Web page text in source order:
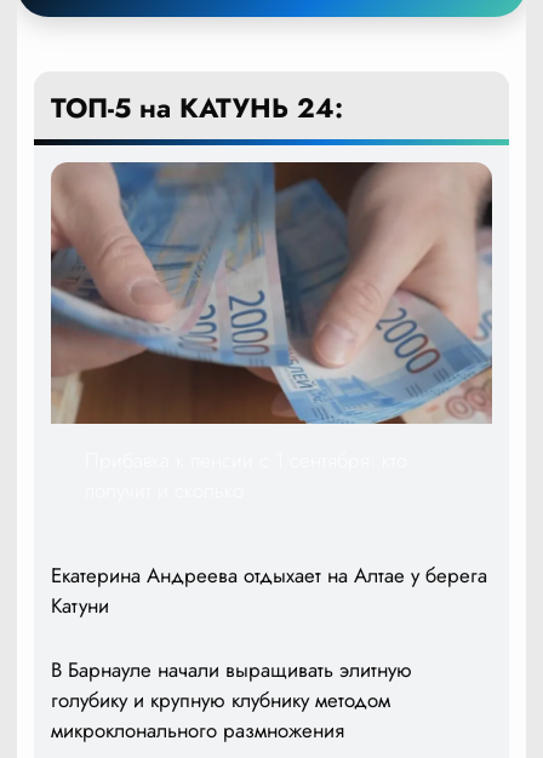
ТОП-5 на КАТУНЬ 24:
Екатерина Андреева отдыхает на Алтае у берега
Катуни
В Барнауле начали выращивать элитную
голубику и крупную клубнику методом
микроклонального размножения